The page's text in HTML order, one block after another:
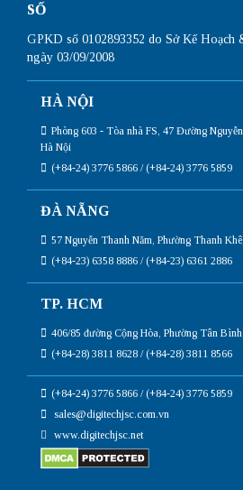
SỐ
GPKD số 0102893352 do Sở Kế
ngày 03/09/2008
HÀ NỘI
Phòng 603 - Tòa nhà FS, 47 Đường
Hà Nội
(+84-24) 3776 5866 / (+84-24) 3776 5859
ĐÀ NẴNG
57 Nguyễn Thanh Năm, Phường Thanh
(+84-23) 6358 8886 / (+84-23) 6361 2886
TP. HCM
406/85 đường Cộng Hòa, Phường Tân
(+84-28) 3811 8628 / (+84-28) 3811 8566
(+84-24) 3776 5866 / (+84-24) 3776 5859
sales@digitechjsc.com.vn
www.digitechjsc.net